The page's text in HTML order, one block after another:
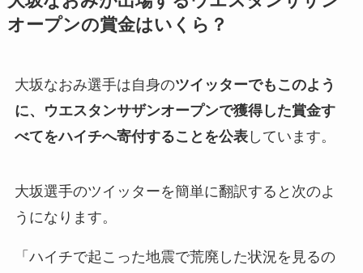
オープンの賞金はいくら？
大坂なおみ選手は自身のツイッターでもこのよう
に、ウエスタンサザンオープンで獲得した賞金す
べてをハイチへ寄付することを公表しています。
大坂選手のツイッターを簡単に翻訳すると次のよ
うになります。
「ハイチで起こった地震で荒廃した状況を見るの